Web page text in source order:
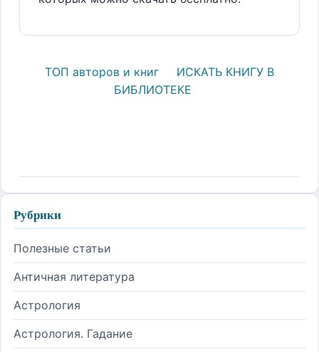
ТОП авторов и книг
ИСКАТЬ КНИГУ В
БИБЛИОТЕКЕ
Рубрики
Полезные статьи
Античная литература
Астрология
Астрология. Гадание